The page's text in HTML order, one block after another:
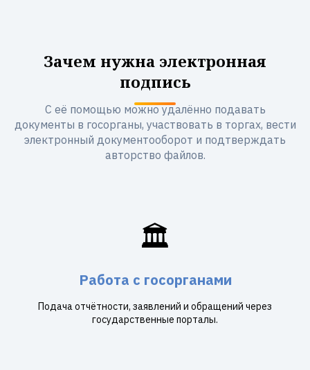
Зачем нужна электронная
подпись
С её помощью можно удалённо подавать
документы в госорганы, участвовать в торгах, вести
электронный документооборот и подтверждать
авторство файлов.
🏛️
Работа с госорганами
Подача отчётности, заявлений и обращений через
государственные порталы.